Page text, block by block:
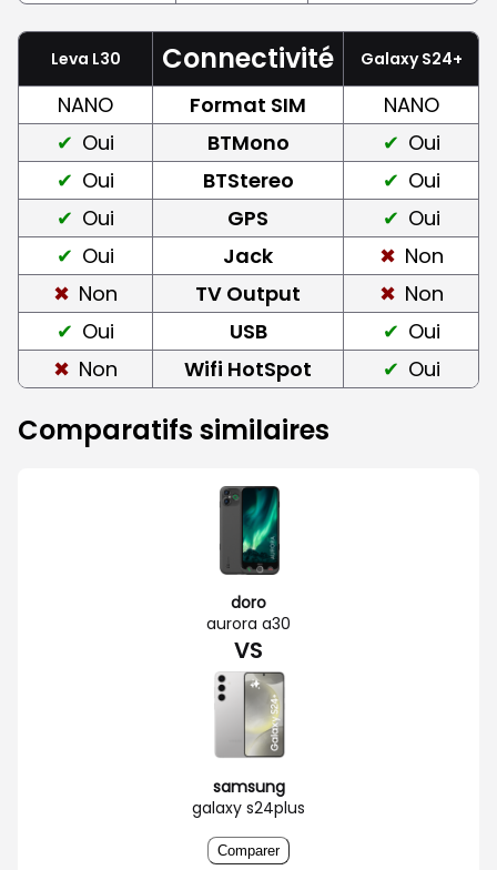
Leva L30 Connectivité Galaxy S24+
NANO Format SIM
NANO
Oui
BTMono
Oui
Oui
BTStereo
Oui
Oui
GPS
Oui
Oui
Jack
Non
Non
TV Output
Non
Oui
USB
Oui
Non
Wifi HotSpot Oui
Comparatifs similaires
doro
aurora a30
VS
samsung
galaxy s24plus
Comparer